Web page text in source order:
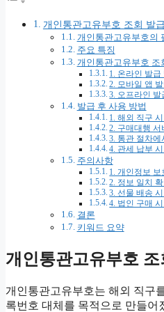
개인통관고유부호 조회 발
개인통관고유부호의
주요 특징
개인통관고유부호 조
1. 온라인 발급
2. 모바일 앱
3. 오프라인 발
발급 후 사용 방법
1. 해외 직구
2. 구매대행 서
3. 통관 절차에
4. 관세 납부
주의사항
1. 개인정보 보
2. 정보 일치
3. 선물 배송 시
4. 법인 구매
결론
키워드 요약
개인통관고유부호 조
개인통관고유부호는 해외 직구
록번호 대체를 목적으로 만들어